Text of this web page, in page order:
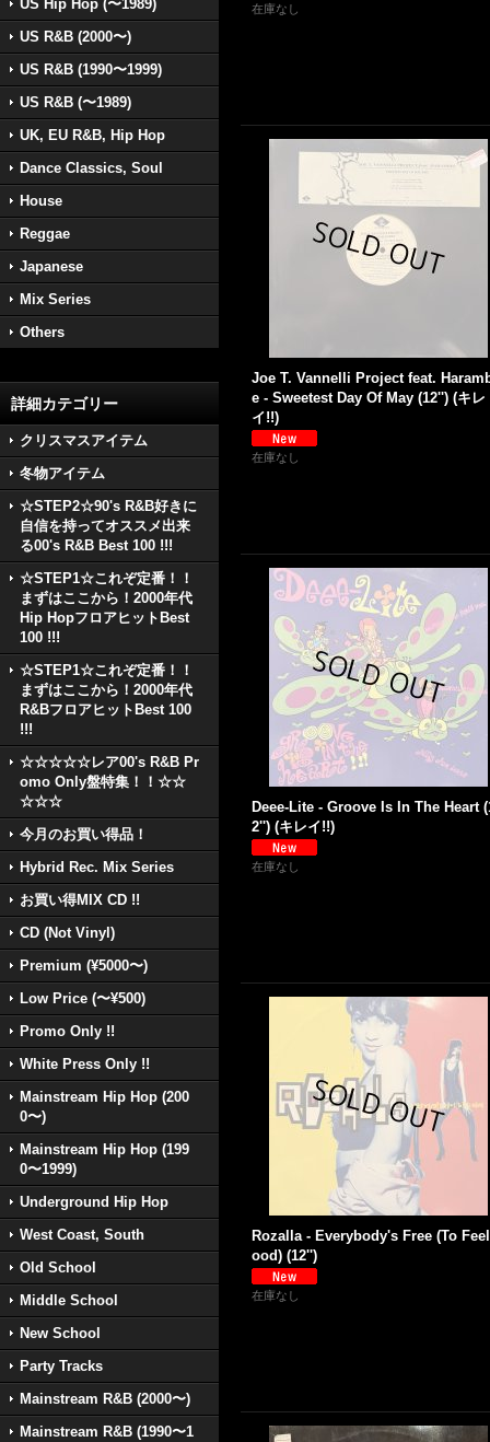
US Hip Hop (〜1989)
US R&B (2000〜)
US R&B (1990〜1999)
US R&B (〜1989)
UK, EU R&B, Hip Hop
Dance Classics, Soul
House
Reggae
Japanese
Mix Series
Others
詳細カテゴリー
クリスマスアイテム
冬物アイテム
☆STEP2☆90's R&B好きに
自信を持ってオススメ出来
る00's R&B Best 100 !!!
☆STEP1☆これぞ定番！！
まずはここから！2000年代
Hip HopフロアヒットBest
100 !!!
☆STEP1☆これぞ定番！！
まずはここから！2000年代
R&BフロアヒットBest 100
!!!
☆☆☆☆☆レア00's R&B Pr
omo Only盤特集！！☆☆
☆☆☆
今月のお買い得品！
Hybrid Rec. Mix Series
お買い得MIX CD !!
CD (Not Vinyl)
Premium (¥5000〜)
Low Price (〜¥500)
Promo Only !!
White Press Only !!
Mainstream Hip Hop (200
0〜)
Mainstream Hip Hop (199
0〜1999)
Underground Hip Hop
West Coast, South
Old School
Middle School
New School
Party Tracks
Mainstream R&B (2000〜)
Mainstream R&B (1990〜1
在庫なし
Joe T. Vannelli Project feat.
e - Sweetest Day Of May (12'') (キレ
イ!!)
在庫なし
Deee-Lite - Groove Is In The Heart
2'') (キレイ!!)
在庫なし
Rozalla - Everybody's Free (To
ood) (12'')
在庫なし